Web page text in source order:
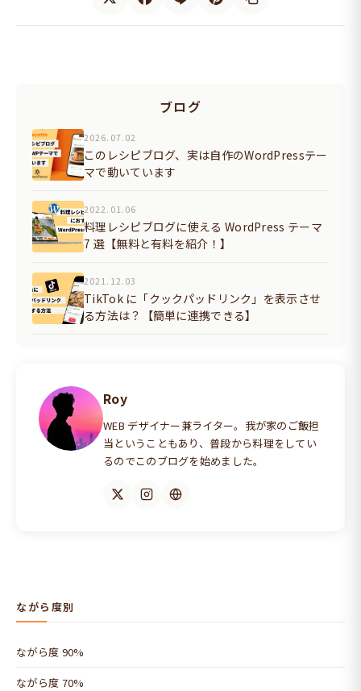
ブログ
2026.07.02
このレシピブログ、実は自作のWordPressテー
マで動いています
2022.01.06
料理レシピブログに使える WordPress テーマ
7 選【無料と有料を紹介！】
2021.12.03
TikTok に「クックパッドリンク」を表示させ
る方法は？【簡単に連携できる】
Roy
WEB デザイナー兼ライター。我が家のご飯担
当ということもあり、普段から料理をしてい
るのでこのブログを始めました。
ながら度別
ながら度 90%
ながら度 70%